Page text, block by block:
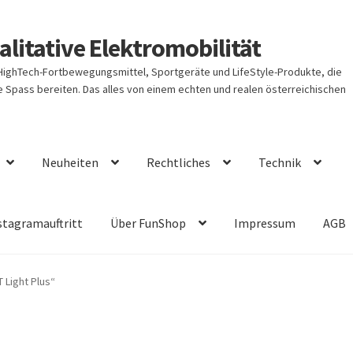
Elektromobilität
Fortbewegungsmittel, Sportgeräte und LifeStyle-Produkte, die
bereiten. Das alles von einem echten und realen österreichischen
Neuheiten Rechtliches Technik
Über FunShop Impressum AGB
Plus“